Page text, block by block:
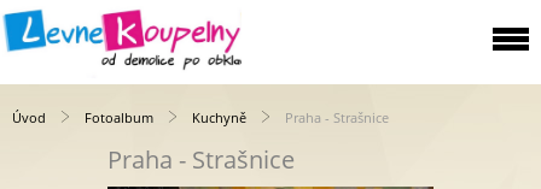
Úvod Fotoalbum Kuchyně Praha - Strašnice
Praha - Strašnice